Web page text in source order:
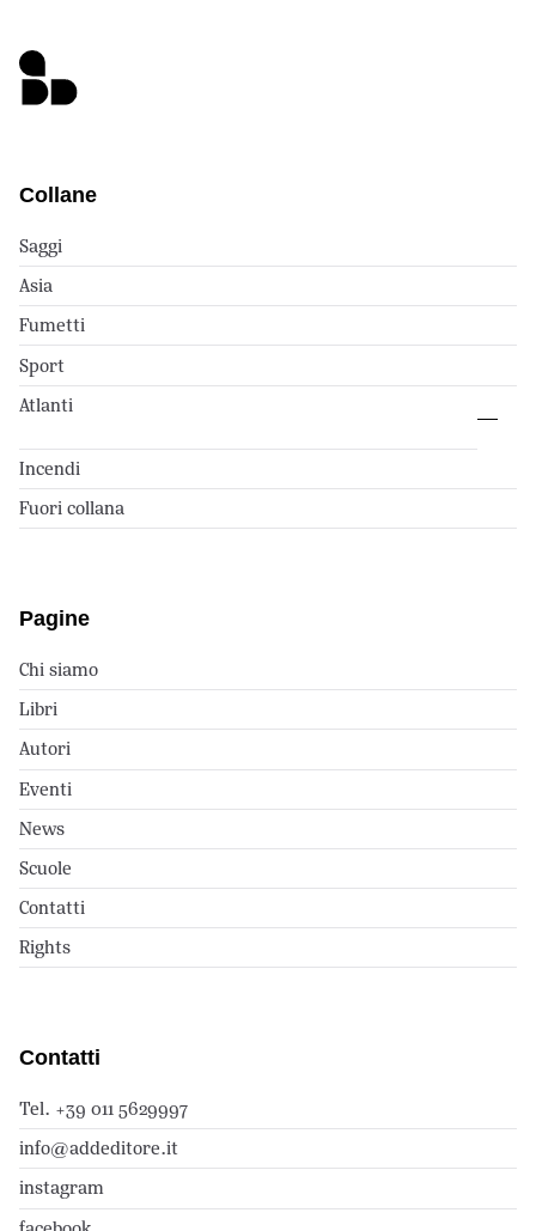
Collane
Saggi
Asia
Fumetti
Sport
Atlanti
Incendi
Fuori collana
Pagine
Chi siamo
Libri
Autori
Eventi
News
Scuole
Contatti
Rights
Contatti
Tel. +39 011 5629997
info@addeditore.it
instagram